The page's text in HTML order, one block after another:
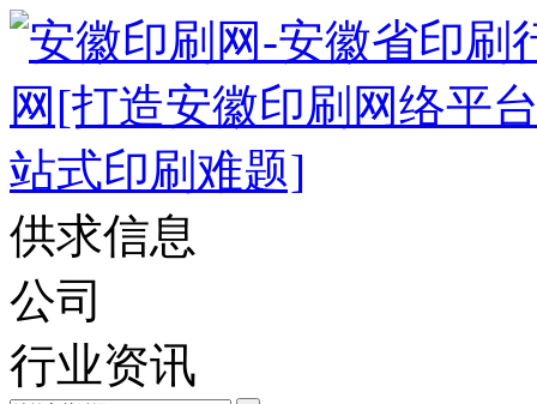
供求信息
公司
行业资讯